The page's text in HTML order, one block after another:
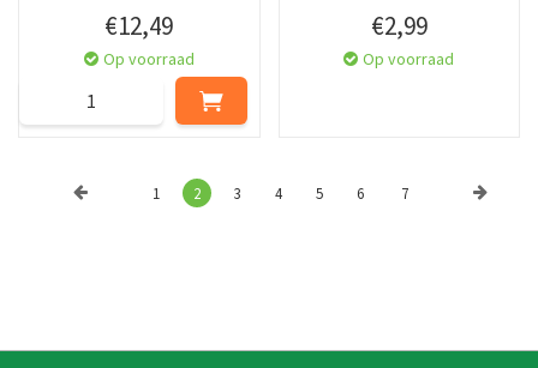
€12,49
Op voorraad
€2,99
Op voorraad
1 2 3 4 5 6 7